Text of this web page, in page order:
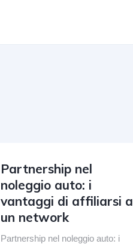
Partnership nel
noleggio auto: i
vantaggi di affiliarsi a
un network
Partnership nel noleggio auto: i